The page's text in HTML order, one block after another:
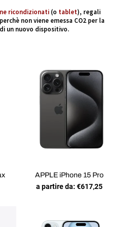
ricondizionati (o tablet), regali
non viene emessa CO2 per la
un nuovo dispositivo.
APPLE iPhone 15 Pro
a partire da: €617,25